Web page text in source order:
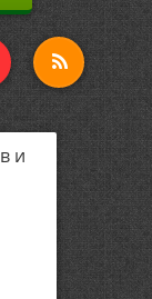
и